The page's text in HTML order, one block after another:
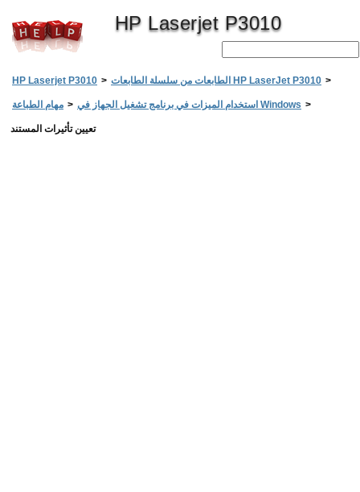
HP Laserjet P3010
HP Laserjet P3010 > الطابعات من سلسلة الطابعات HP LaserJet P3010 >
مهام الطباعة > استخدام الميزات في برنامج تشغيل الجهاز في Windows >
تعيين تأثيرات المستند